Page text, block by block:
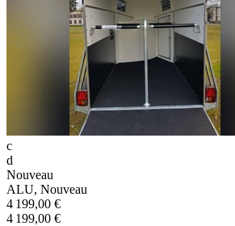
c
d
Nouveau
ALU, Nouveau
4 199,00 €
4 199,00 €